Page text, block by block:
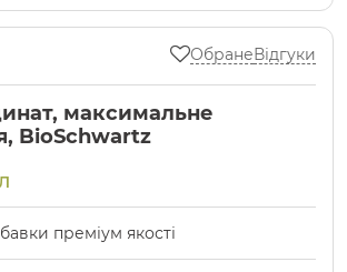
ОбранеВідгуки
максимальне
BioSchwartz
преміум якості